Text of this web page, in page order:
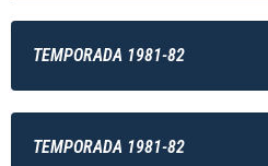
TEMPORADA 1981-82
TEMPORADA 1981-82